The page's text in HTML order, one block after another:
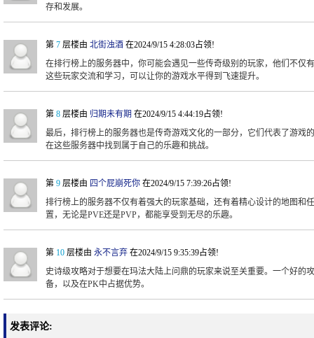
存和发展。
第 7 层楼由 北街浊酒 在2024/9/15 4:28:03占领!
在排行榜上的服务器中，你可能会遇见一些传奇级别的玩家，他们不仅
这些玩家交流和学习，可以让你的游戏水平得到飞速提升。
第 8 层楼由 归期未有期 在2024/9/15 4:44:19占领!
最后，排行榜上的服务器也是传奇游戏文化的一部分，它们代表了游戏
在这些服务器中找到属于自己的乐趣和挑战。
第 9 层楼由 四个屁崩死你 在2024/9/15 7:39:26占领!
排行榜上的服务器不仅有着强大的玩家基础，还有着精心设计的地图和
置，无论是PVE还是PVP，都能享受到无尽的乐趣。
第 10 层楼由 永不言弃 在2024/9/15 9:35:39占领!
史诗级攻略对于想要在玛法大陆上问鼎的玩家来说至关重要。一个好的
备，以及在PK中占据优势。
发表评论: